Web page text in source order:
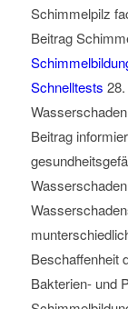
Schimmelpilz
Beitrag
Schnelltests
Beitrag
Beschaffenheit
Bakterien- und